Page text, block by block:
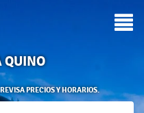
QUINO
PRECIOS Y HORARIOS.